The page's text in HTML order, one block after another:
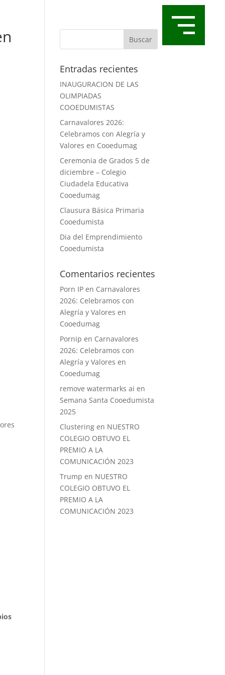
Entradas recientes
INAUGURACION DE LAS
OLIMPIADAS
COOEDUMISTAS
Carnavalores 2026:
Celebramos con Alegría y
Valores en Cooedumag
Ceremonia de Grados 5 de
diciembre – Colegio
Ciudadela Educativa
Cooedumag
Clausura Básica Primaria
Cooedumista
Dia del Emprendimiento
Cooedumista
Comentarios recientes
Porn IP en Carnavalores
2026: Celebramos con
Alegría y Valores en
Cooedumag
Pornip en Carnavalores
2026: Celebramos con
Alegría y Valores en
Cooedumag
remove watermarks ai en
Semana Santa Cooedumista
2025
Clustering en NUESTRO
COLEGIO OBTUVO EL
PREMIO A LA
COMUNICACIÓN 2023
Trump en NUESTRO
COLEGIO OBTUVO EL
PREMIO A LA
COMUNICACIÓN 2023